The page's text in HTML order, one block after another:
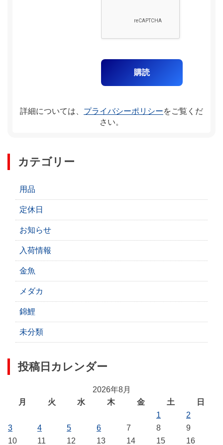
詳細については、 プライバシーポリシーをご覧くだ
さい。
カテゴリー
用品
定休日
お知らせ
入荷情報
金魚
メダカ
錦鯉
未分類
投稿日カレンダー
2026年8月
月
火 水 木 金 土
日
1
2
3
4 5 6 7 8
9
10
11 12 13 14 15
16